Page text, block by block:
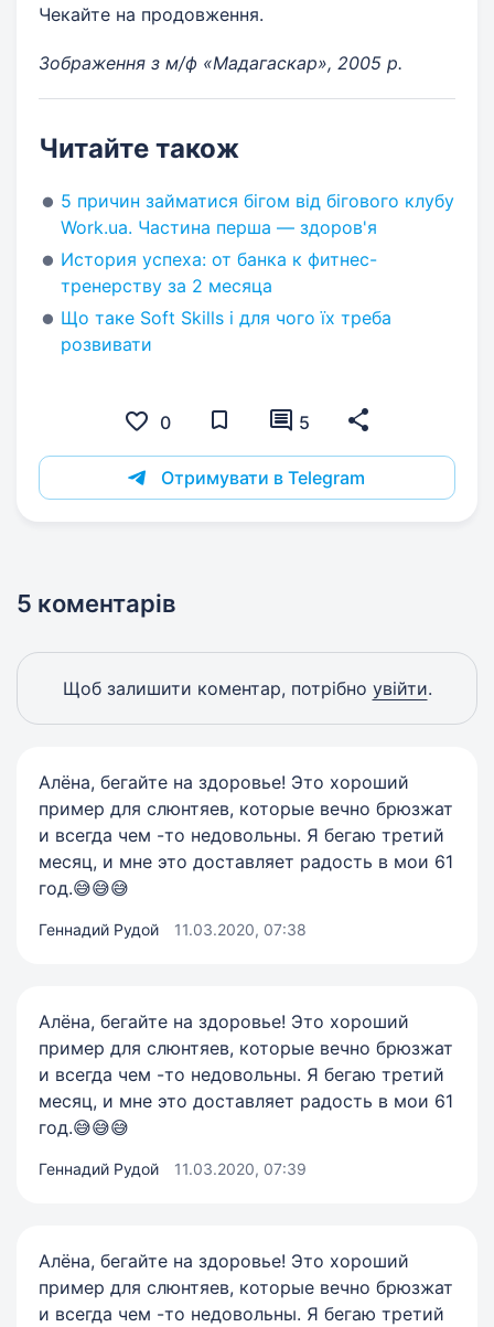
Чекайте на продовження.
Зображення з м/ф «Мадагаскар», 2005 р.
Читайте також
5 причин займатися бігом від бігового клубу
Work.ua. Частина перша — здоров'я
История успеха: от банка к фитнес-
тренерству за 2 месяца
Що таке Soft Skills і для чого їх треба
розвивати
0 5
Отримувати в Telegram
5 коментарів
Щоб залишити коментар, потрібно увійти.
Алёна, бегайте на здоровье! Это хороший
пример для слюнтяев, которые вечно брюзжат
и всегда чем -то недовольны. Я бегаю третий
месяц, и мне это доставляет радость в мои 61
год.😅😅😅
Геннадий Рудой 11.03.2020, 07:38
Алёна, бегайте на здоровье! Это хороший
пример для слюнтяев, которые вечно брюзжат
и всегда чем -то недовольны. Я бегаю третий
месяц, и мне это доставляет радость в мои 61
год.😅😅😅
Геннадий Рудой 11.03.2020, 07:39
Алёна, бегайте на здоровье! Это хороший
пример для слюнтяев, которые вечно брюзжат
и всегда чем -то недовольны. Я бегаю третий